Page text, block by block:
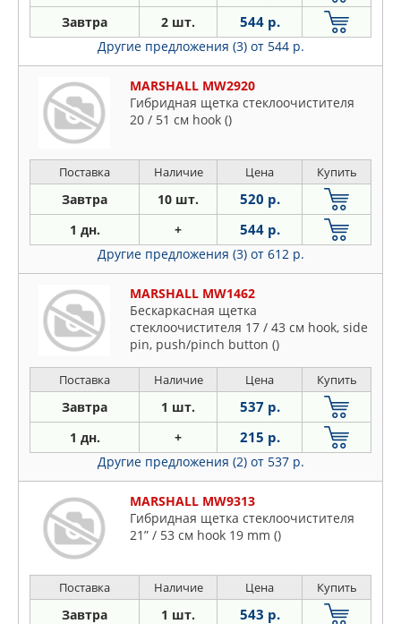
Завтра 2 шт. 544 р.
Другие предложения (3) от 544 р.
MARSHALL MW2920
Гибридная щетка стеклоочистителя
20 / 51 см hook ()
Поставка Наличие Цена Купить
Завтра 10 шт. 520 р.
1 дн. + 544 р.
Другие предложения (3) от 612 р.
MARSHALL MW1462
Бескаркасная щетка
стеклоочистителя 17 / 43 см hook, side
pin, push/pinch button ()
Поставка Наличие Цена Купить
Завтра 1 шт. 537 р.
1 дн. + 215 р.
Другие предложения (2) от 537 р.
MARSHALL MW9313
Гибридная щетка стеклоочистителя
21” / 53 см hook 19 mm ()
Поставка Наличие Цена Купить
Завтра 1 шт. 543 р.